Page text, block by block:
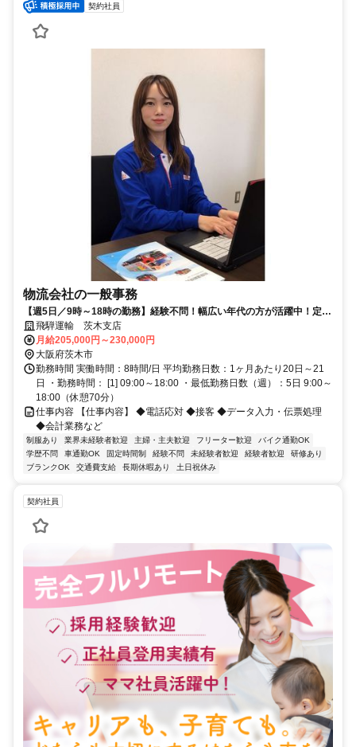
契約社員
物流会社の一般事務
【週5日／9時～18時の勤務】経験不問！幅広い年代の方が活躍中！定着
率もいいです。
飛騨運輸 茨木支店
月給205,000円～230,000円
大阪府茨木市
勤務時間 実働時間：8時間/日 平均勤務日数：1ヶ月あたり20日～21
日 ・勤務時間： [1] 09:00～18:00 ・最低勤務日数（週）：5日 9:00～
18:00（休憩70分）
仕事内容 【仕事内容】 ◆電話応対 ◆接客 ◆データ入力・伝票処理
◆会計業務など
制服あり 業界未経験者歓迎 主婦・主夫歓迎 フリーター歓迎
バイク通勤OK
学歴不問
車通勤OK 固定時間制 経験不問 未経験者歓迎 経験者歓迎
研修あり
ブランクOK
交通費支給 長期休暇あり 土日祝休み
契約社員